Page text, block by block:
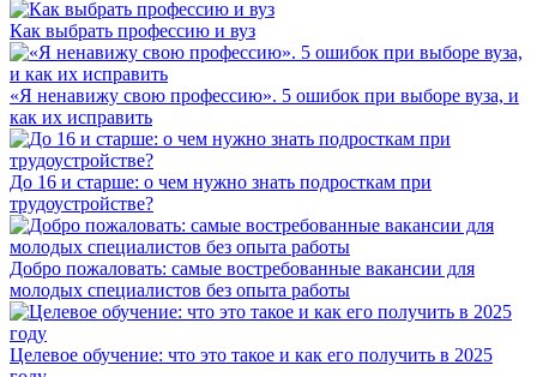
Как выбрать профессию и вуз
«Я ненавижу свою профессию». 5 ошибок при выборе вуза, и
как их исправить
До 16 и старше: о чем нужно знать подросткам при
трудоустройстве?
Добро пожаловать: самые востребованные вакансии для
молодых специалистов без опыта работы
Целевое обучение: что это такое и как его получить в 2025